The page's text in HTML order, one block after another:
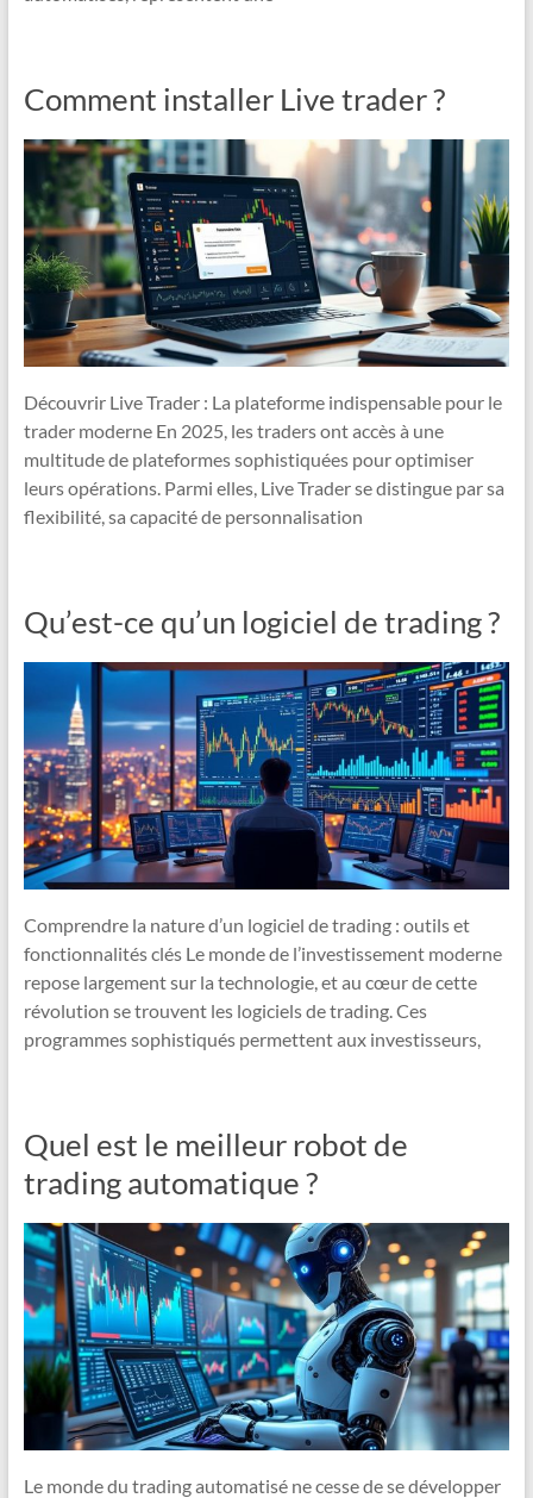
Comment installer Live trader ?
Découvrir Live Trader : La plateforme indispensable pour le
trader moderne En 2025, les traders ont accès à une
multitude de plateformes sophistiquées pour optimiser
leurs opérations. Parmi elles, Live Trader se distingue par sa
flexibilité, sa capacité de personnalisation
Qu’est-ce qu’un logiciel de trading ?
Comprendre la nature d’un logiciel de trading : outils et
fonctionnalités clés Le monde de l’investissement moderne
repose largement sur la technologie, et au cœur de cette
révolution se trouvent les logiciels de trading. Ces
programmes sophistiqués permettent aux investisseurs,
Quel est le meilleur robot de
trading automatique ?
Le monde du trading automatisé ne cesse de se développer